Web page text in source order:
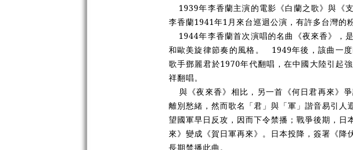
1939年李香蘭主演的電影《白蘭之歌》與《
李香蘭1941年1月來台巡迴公演，有許多台灣的
1944年李香蘭首次演唱的名曲《夜來香》，
和歐美旋律節奏的風格。 1949年後，該曲一
歌手鄧麗君於1970年代翻唱，在中國大陸引起
祥翻唱。
與《夜來香》相比，另一首《何日君再來》
離別愁緒，然而歌名「君」與「軍」諧音易引
望國軍早日反攻，因而下令禁播；戰爭後期，
來》變成《賀日軍再來》。日本投降，簽署《
長期禁播此曲。